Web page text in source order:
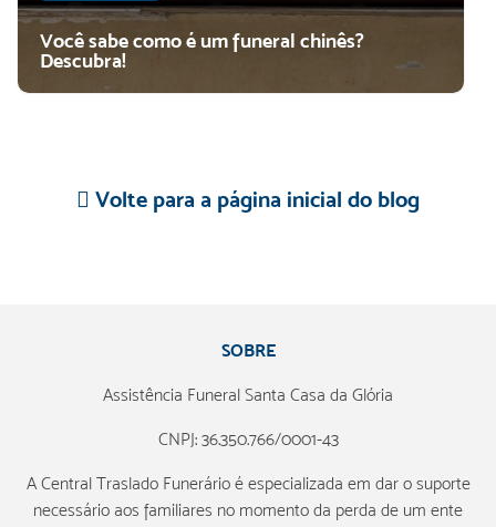
Você sabe como é um funeral chinês?
Descubra!
Volte para a página inicial do blog
SOBRE
Assistência Funeral Santa Casa da Glória
CNPJ: 36.350.766/0001-43
A Central Traslado Funerário é especializada em dar o suporte
necessário aos familiares no momento da perda de um ente